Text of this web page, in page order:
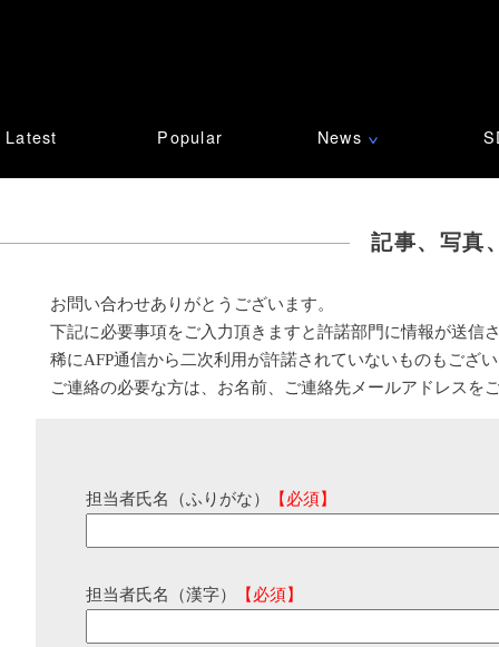
Latest Popular News ∨
記事、写真
お問い合わせありがとうございます。
下記に必要事項をご入力頂きますと許諾部門に情報が送信
稀にAFP通信から二次利用が許諾されていないものもござ
ご連絡の必要な方は、お名前、ご連絡先メールアドレスを
担当者氏名（ふりがな） 【必須】
担当者氏名（漢字） 【必須】